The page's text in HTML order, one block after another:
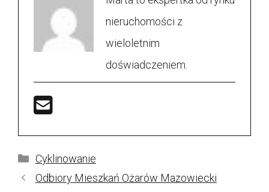
nieruchomości z
wieloletnim
doświadczeniem.
Kategorie
Cyklinowanie
Odbiory Mieszkań Ożarów Mazowiecki